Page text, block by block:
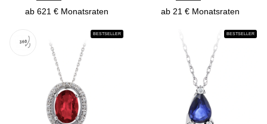
ab 621 € Monatsraten
ab 21 € Monatsraten
BESTSELLER BESTSELLER